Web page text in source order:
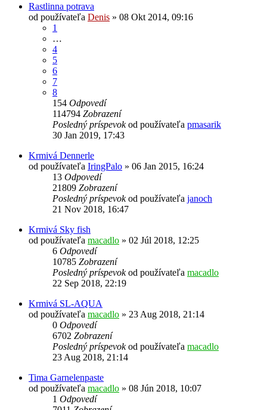
Rastlinna potrava
od používateľa Denis » 08 Okt 2014, 09:16
1
…
4
5
6
7
8
154 Odpovedí
114794 Zobrazení
Posledný príspevokod používateľa pmasarik
30 Jan 2019, 17:43
Krmivá Dennerle
od používateľa IringPalo » 06 Jan 2015, 16:24
13 Odpovedí
21809 Zobrazení
Posledný príspevokod používateľa janoch
21 Nov 2018, 16:47
Krmivá Sky fish
od používateľa macadlo » 02 Júl 2018, 12:25
6 Odpovedí
10785 Zobrazení
Posledný príspevokod používateľa macadlo
22 Sep 2018, 22:19
Krmivá SL-AQUA
od používateľa macadlo » 23 Aug 2018, 21:14
0 Odpovedí
6702 Zobrazení
Posledný príspevokod používateľa macadlo
23 Aug 2018, 21:14
Tima Garnelenpaste
od používateľa macadlo » 08 Jún 2018, 10:07
1 Odpovedí